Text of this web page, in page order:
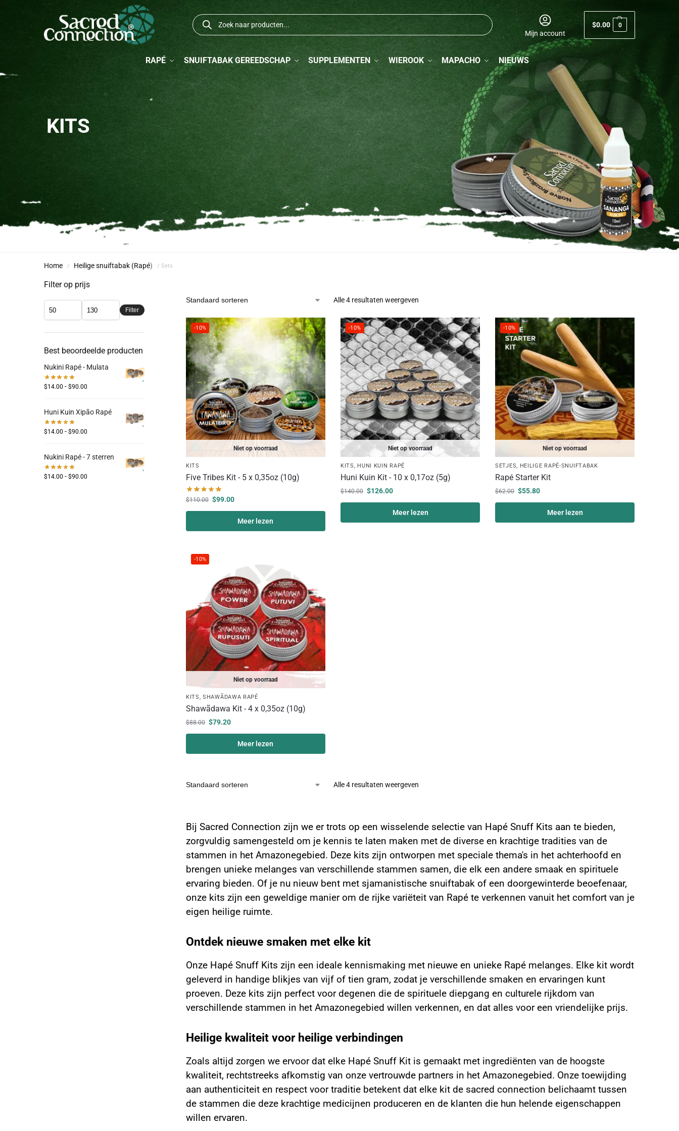
Mijn account
$0.00 0
RAPÉ SNUIFTABAK GEREEDSCHAP SUPPLEMENTEN WIEROOK MAPACHO NIEUWS
KITS
Home / Heilige snuiftabak (Rapé) / Sets
Alle 4 resultaten weergeven
-10%
Niet op voorraad
KITS
Five Tribes Kit - 5 x 0,35oz (10g)
$110.00 $99.00
Meer lezen
-10%
Niet op voorraad
KITS, HUNI KUIN RAPÉ
Huni Kuin Kit - 10 x 0,17oz (5g)
$140.00 $126.00
Meer lezen
-10%
Niet op voorraad
SETJES, HEILIGE RAPÉ-SNUIFTABAK
Rapé Starter Kit
$62.00 $55.80
Meer lezen
-10%
Niet op voorraad
KITS,SHAWÃDAWA RAPÉ
Shawãdawa Kit - 4 x 0,35oz (10g)
$88.00 $79.20
Meer lezen
Alle 4 resultaten weergeven
Bij Sacred Connection zijn we er trots op een wisselende selectie van Hapé Snuff Kits aan te bieden,
zorgvuldig samengesteld om je kennis te laten maken met de diverse en krachtige tradities van de
stammen in het Amazonegebied. Deze kits zijn ontworpen met speciale thema's in het achterhoofd en
brengen unieke melanges van verschillende stammen samen, die elk een andere smaak en spirituele
ervaring bieden. Of je nu nieuw bent met sjamanistische snuiftabak of een doorgewinterde beoefenaar,
onze kits zijn een geweldige manier om de rijke variëteit van Rapé te verkennen vanuit het comfort van je
eigen heilige ruimte.
Ontdek nieuwe smaken met elke kit
Onze Hapé Snuff Kits zijn een ideale kennismaking met nieuwe en unieke Rapé melanges. Elke kit wordt
geleverd in handige blikjes van vijf of tien gram, zodat je verschillende smaken en ervaringen kunt
proeven. Deze kits zijn perfect voor degenen die de spirituele diepgang en culturele rijkdom van
verschillende stammen in het Amazonegebied willen verkennen, en dat alles voor een vriendelijke prijs.
Heilige kwaliteit voor heilige verbindingen
Zoals altijd zorgen we ervoor dat elke Hapé Snuff Kit is gemaakt met ingrediënten van de hoogste
kwaliteit, rechtstreeks afkomstig van onze vertrouwde partners in het Amazonegebied. Onze toewijding
aan authenticiteit en respect voor traditie betekent dat elke kit de sacred connection belichaamt tussen
de stammen die deze krachtige medicijnen produceren en de klanten die hun helende eigenschappen
willen ervaren.
Filter op prijs
Filter
Best beoordeelde producten
Nukini Rapé - Mulata
$14.00 - $90.00
Huni Kuin Xipão Rapé
$14.00 - $90.00
Nukini Rapé - 7 sterren
$14.00 - $90.00